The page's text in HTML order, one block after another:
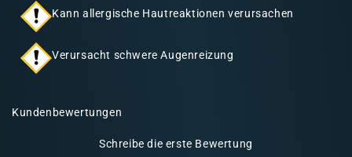
Kann allergische Hautreaktionen verursachen
Verursacht schwere Augenreizung
Kundenbewertungen
Schreibe die erste Bewertung